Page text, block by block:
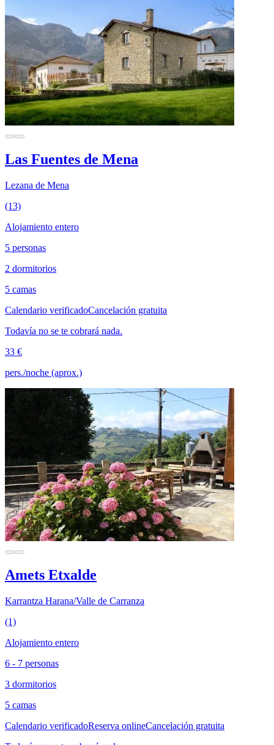
Las Fuentes de Mena
Lezana de Mena
(13)
Alojamiento entero
5 personas
2 dormitorios
5 camas
Calendario verificadoCancelación gratuita
Todavía no se te cobrará nada.
33 €
pers./noche (aprox.)
Amets Etxalde
Karrantza Harana/Valle de Carranza
(1)
Alojamiento entero
6 - 7 personas
3 dormitorios
5 camas
Calendario verificadoReserva onlineCancelación gratuita